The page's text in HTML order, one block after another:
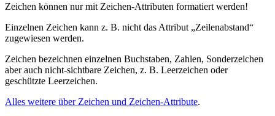
Zeichen können nur mit Zeichen-Attributen formatiert werden!
Einzelnen Zeichen kann z. B. nicht das Attribut „Zeilenabstand“
zugewiesen werden.
Zeichen bezeichnen einzelnen Buchstaben, Zahlen, Sonderzeichen
aber auch nicht-sichtbare Zeichen, z. B. Leerzeichen oder
geschützte Leerzeichen.
Alles weitere über Zeichen und Zeichen-Attribute.